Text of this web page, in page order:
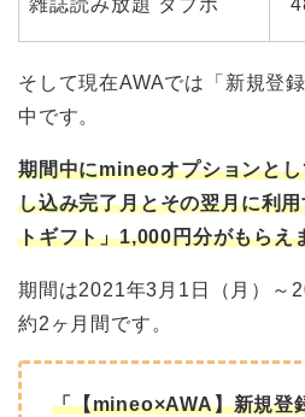
雑誌読み放題 タブホ
そして現在AWAでは「新規登
中です。
期間中にmineoオプションと
し込み完了月とその翌月に利
トギフト」1,000円分がもらえ
期間は2021年3月1日（月）～
約2ヶ月間です。
「【mineo×AWA】新規登